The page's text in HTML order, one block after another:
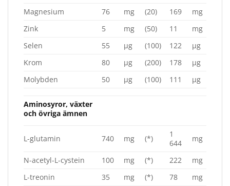
Magnesium
76 mg (20) 169
mg
Zink
5 mg (50) 11
mg
Selen
55 µg (100) 122
µg
Krom
80 µg (200) 178
µg
Molybden
50 µg (100) 111 µg
Aminosyror, växter
och övriga ämnen
L-glutamin 740 mg (*)
1
644
mg
N-acetyl-L-cystein 100 mg (*) 222
mg
L-treonin
35 mg (*) 78
mg